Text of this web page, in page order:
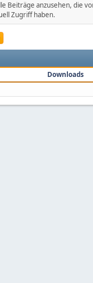
Beiträge anzusehen, die
Zugriff haben.
Downloads